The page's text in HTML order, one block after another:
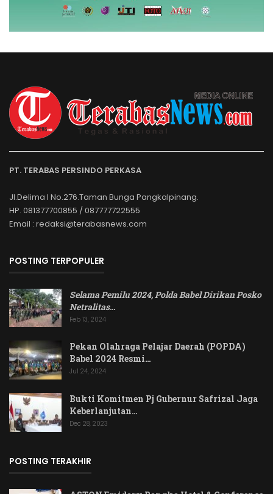
PT. TERABAS PERSINDO PERKASA
Jl.Delima I No.276.Taman Bunga Pangkalpinang.
HP. 081377700855 / 087777722555
Email : redaksi@terabasnews.com
POSTING TERPOPULER
Selama Pemilu 2024, Polda Babel Dirikan Posko
Netralitas…
Feb 13, 2024
Pekan Olahraga Pelajar Daerah (POPDA)
Babel 2024 Resmi…
Jul 24, 2024
Bukti Komitmen Pj Gubernur Safrizal Jaga
Keberlanjutan…
Dec 28, 2023
POSTING TERAKHIR